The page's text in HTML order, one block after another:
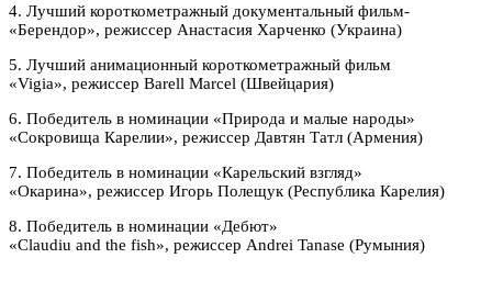
4. Лучший короткометражный документальный фильм-
«Берендор», режиссер Анастасия Харченко (Украина)
5. Лучший анимационный короткометражный фильм
«Vigia», режиссер Barell Marcel (Швейцария)
6. Победитель в номинации «Природа и малые народы»
«Сокровища Карелии», режиссер Давтян Татл (Армения)
7. Победитель в номинации «Карельский взгляд»
«Окарина», режиссер Игорь Полещук (Республика Карелия)
8. Победитель в номинации «Дебют»
«Сlaudiu and the fish», режиссер Andrei Tanase (Румыния)